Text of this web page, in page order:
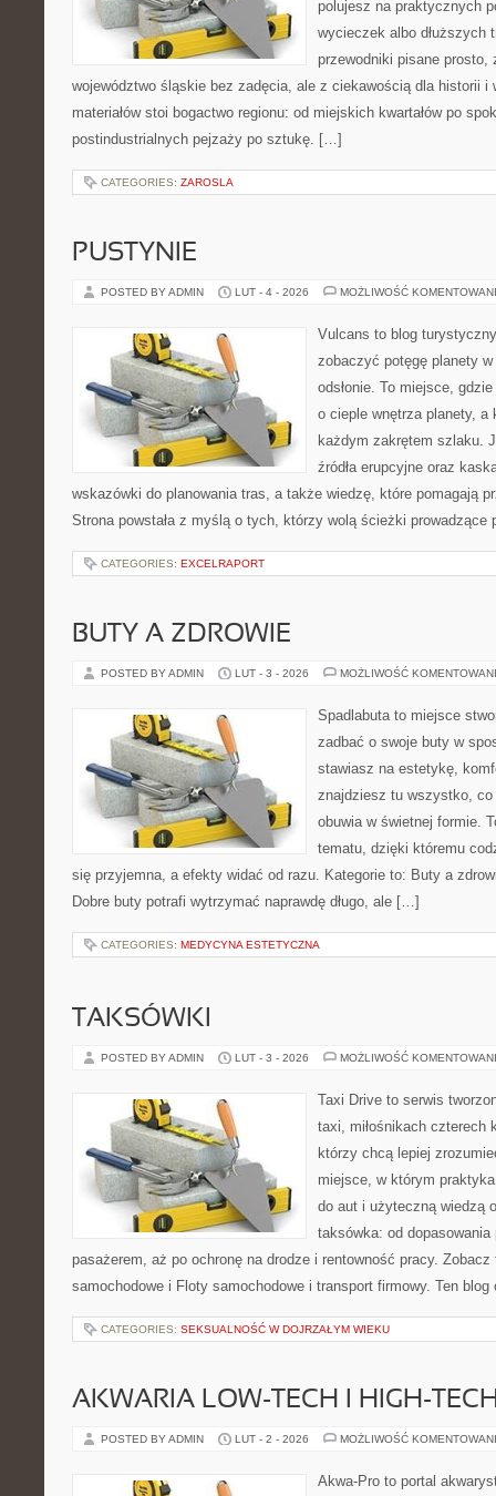
polujesz na praktycznych
wycieczek albo dłuższych
przewodniki pisane prosto,
województwo śląskie bez zadęcia, ale z ciekawością dla historii i
materiałów stoi bogactwo regionu: od miejskich kwartałów po
postindustrialnych pejzaży po sztukę. […]
CATEGORIES: ZAROSLA
PUSTYNIE
POSTED BY ADMIN LUT - 4 - 2026 MOŻLIWOŚĆ
Vulcans to blog
zobaczyć potęgę planety
odsłonie. To miejsce,
o cieple wnętrza planety, a
każdym zakrętem szlaku.
źródła erupcyjne oraz
wskazówki do planowania tras, a także wiedzę, które pomagają
Strona powstała z myślą o tych, którzy wolą ścieżki
CATEGORIES: EXCELRAPORT
BUTY A ZDROWIE
POSTED BY ADMIN LUT - 3 - 2026 MOŻLIWOŚĆ
Spadlabuta to miejsce
zadbać o swoje buty w
stawiasz na estetykę,
znajdziesz tu wszystko,
obuwia w świetnej formie.
tematu, dzięki któremu
się przyjemna, a efekty widać od razu. Kategorie to: Buty a
Dobre buty potrafi wytrzymać naprawdę długo, ale […]
CATEGORIES: MEDYCYNA ESTETYCZNA
TAKSÓWKI
POSTED BY ADMIN LUT - 3 - 2026 MOŻLIWOŚĆ
Taxi Drive to serwis
taxi, miłośnikach czterech
którzy chcą lepiej
miejsce, w którym
do aut i użyteczną wiedzą
taksówka: od
pasażerem, aż po ochronę na drodze i rentowność pracy.
samochodowe i Floty samochodowe i transport firmowy. Ten
CATEGORIES: SEKSUALNOŚĆ W DOJRZAŁYM WIEKU
AKWARIA LOW-TECH I HIGH-
POSTED BY ADMIN LUT - 2 - 2026 MOŻLIWOŚĆ
Akwa-Pro to portal